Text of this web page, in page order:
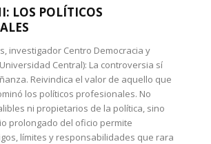
LOS POLÍTICOS
investigador Centro Democracia y
Central): La controversia sí
Reivindica el valor de aquello que
los políticos profesionales. No
ni propietarios de la política, sino
prolongado del oficio permite
límites y responsabilidades que rara